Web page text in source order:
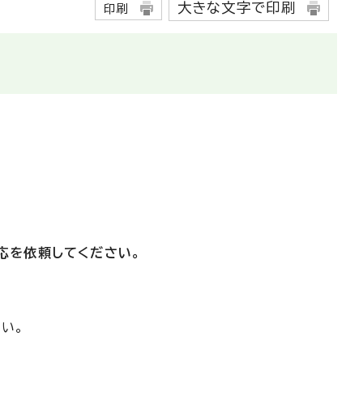
印刷 大きな文字で印刷
を依頼してください。
。